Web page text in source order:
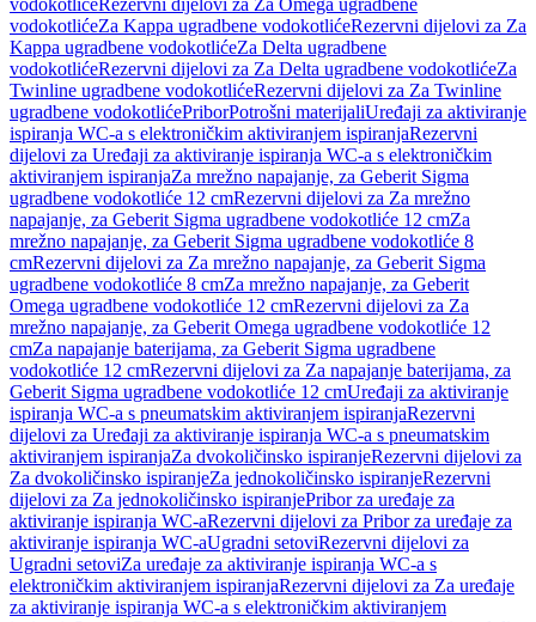
vodokotlićeRezervni dijelovi za Za Omega ugradbene
vodokotlićeZa Kappa ugradbene vodokotlićeRezervni dijelovi za Za
Kappa ugradbene vodokotlićeZa Delta ugradbene
vodokotlićeRezervni dijelovi za Za Delta ugradbene vodokotlićeZa
Twinline ugradbene vodokotlićeRezervni dijelovi za Za Twinline
ugradbene vodokotlićePriborPotrošni materijaliUređaji za aktiviranje
ispiranja WC-a s elektroničkim aktiviranjem ispiranjaRezervni
dijelovi za Uređaji za aktiviranje ispiranja WC-a s elektroničkim
aktiviranjem ispiranjaZa mrežno napajanje, za Geberit Sigma
ugradbene vodokotliće 12 cmRezervni dijelovi za Za mrežno
napajanje, za Geberit Sigma ugradbene vodokotliće 12 cmZa
mrežno napajanje, za Geberit Sigma ugradbene vodokotliće 8
cmRezervni dijelovi za Za mrežno napajanje, za Geberit Sigma
ugradbene vodokotliće 8 cmZa mrežno napajanje, za Geberit
Omega ugradbene vodokotliće 12 cmRezervni dijelovi za Za
mrežno napajanje, za Geberit Omega ugradbene vodokotliće 12
cmZa napajanje baterijama, za Geberit Sigma ugradbene
vodokotliće 12 cmRezervni dijelovi za Za napajanje baterijama, za
Geberit Sigma ugradbene vodokotliće 12 cmUređaji za aktiviranje
ispiranja WC-a s pneumatskim aktiviranjem ispiranjaRezervni
dijelovi za Uređaji za aktiviranje ispiranja WC-a s pneumatskim
aktiviranjem ispiranjaZa dvokoličinsko ispiranjeRezervni dijelovi za
Za dvokoličinsko ispiranjeZa jednokoličinsko ispiranjeRezervni
dijelovi za Za jednokoličinsko ispiranjePribor za uređaje za
aktiviranje ispiranja WC-aRezervni dijelovi za Pribor za uređaje za
aktiviranje ispiranja WC-aUgradni setoviRezervni dijelovi za
Ugradni setoviZa uređaje za aktiviranje ispiranja WC-a s
elektroničkim aktiviranjem ispiranjaRezervni dijelovi za Za uređaje
za aktiviranje ispiranja WC-a s elektroničkim aktiviranjem